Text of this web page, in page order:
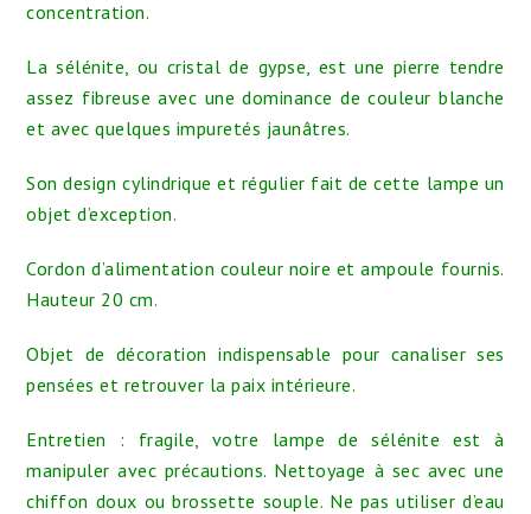
concentration.
La sélénite, ou cristal de gypse, est une pierre tendre
assez fibreuse avec une dominance de couleur blanche
et avec quelques impuretés jaunâtres.
Son design cylindrique et régulier fait de cette lampe un
objet d’exception.
Cordon d’alimentation couleur noire et ampoule fournis.
Hauteur 20 cm.
Objet de décoration indispensable pour canaliser ses
pensées et retrouver la paix intérieure.
Entretien : fragile, votre lampe de sélénite est à
manipuler avec précautions. Nettoyage à sec avec une
chiffon doux ou brossette souple. Ne pas utiliser d’eau